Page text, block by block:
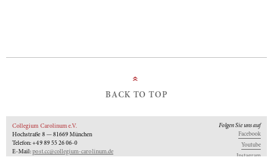
»
BACK TO TOP
Collegium Carolinum e.V.
Hochstraße 8 — 81669 München
Telefon: +49 89 55 26 06-0
E-Mail:post.cc@collegium-carolinum.de
Folgen Sie uns auf
Facebook
Youtube
Instagram